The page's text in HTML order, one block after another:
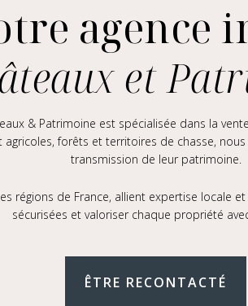
Dimanche
Fermé
agence
et
& Patrimoine est spécialisée dans la
forêts et territoires de chasse,
transmission de leur patrimoine.
régions de France, allient expertise locale
sécurisées et valoriser chaque propriété
ÊTRE RECONTACTÉ